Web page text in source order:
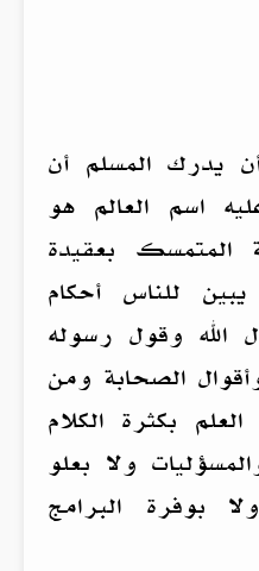
يدرك المسلم أن
اسم العالم هو
المتمسك بعقيدة
للناس أحكام
الله وقول رسوله
الصحابة ومن
بكثرة الكلام
ولا بعلو
بوفرة البرامج